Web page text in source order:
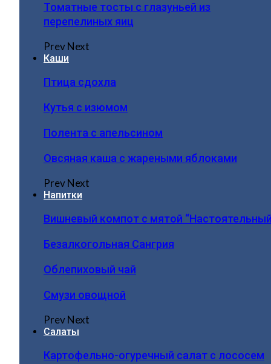
Томатные тосты с глазуньей из
перепелиных яиц
PrevNext
Каши
Птица сдохла
Кутья с изюмом
Полента с апельсином
Овсяная каша с жареными яблоками
PrevNext
Напитки
Вишневый компот с мятой
Безалкогольная Сангрия
Облепиховый чай
Смузи овощной
PrevNext
Салаты
Картофельно-огуречный салат с лососем